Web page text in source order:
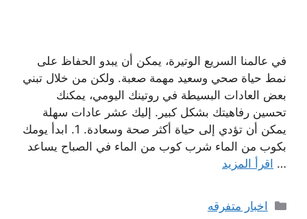
في عالمنا السريع الوتيرة، يمكن أن يبدو الحفاظ على
نمط حياة صحي وسعيد مهمة صعبة. ولكن من خلال تبني
بعض العادات البسيطة في روتينك اليومي، يمكنك
تحسين رفاهيتك بشكل كبير. إليك عشر عادات سهلة
يمكن أن تؤدي إلى حياة أكثر صحة وسعادة. 1. ابدأ يومك
بكوب من الماء شرب كوب من الماء في الصباح يساعد
… اقرأ المزيد
التصنيفات
اخبار متفرقه